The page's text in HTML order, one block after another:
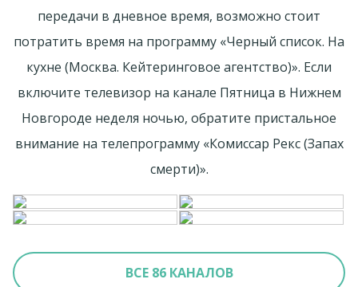
передачи в дневное время, возможно стоит
потратить время на программу «Черный список. На
кухне (Москва. Кейтеринговое агентство)». Если
включите телевизор на канале Пятница в Нижнем
Новгороде неделя ночью, обратите пристальное
внимание на телепрограмму «Комиссар Рекс (Запах
смерти)».
ВСЕ 86 КАНАЛОВ